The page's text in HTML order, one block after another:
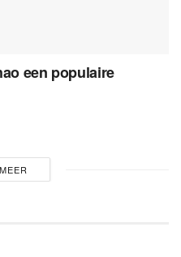
een populaire